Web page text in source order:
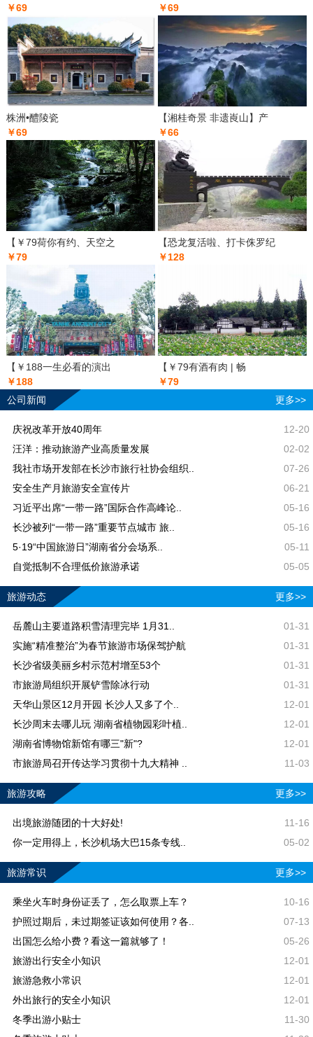
￥69
￥69
株洲•醴陵瓷
￥69
【湘桂奇景 非遗崀山】产
￥66
【￥79荷你有约、天空之
￥79
【恐龙复活啦、打卡侏罗纪
￥128
【￥188一生必看的演出
￥188
【￥79有酒有肉 | 畅
￥79
公司新闻
更多>>
庆祝改革开放40周年
12-20
汪洋：推动旅游产业高质量发展
02-02
我社市场开发部在长沙市旅行社协会组织..
07-26
安全生产月旅游安全宣传片
06-21
习近平出席“一带一路”国际合作高峰论..
05-16
长沙被列“一带一路”重要节点城市 旅..
05-16
5·19“中国旅游日”湖南省分会场系..
05-11
自觉抵制不合理低价旅游承诺
05-05
旅游动态 更多>>
岳麓山主要道路积雪清理完毕 1月31..
01-31
实施“精准整治”为春节旅游市场保驾护航
01-31
长沙省级美丽乡村示范村增至53个
01-31
市旅游局组织开展铲雪除冰行动
01-31
天华山景区12月开园 长沙人又多了个..
12-01
长沙周末去哪儿玩 湖南省植物园彩叶植..
12-01
湖南省博物馆新馆有哪三"新"?
12-01
市旅游局召开传达学习贯彻十九大精神 ..
11-03
旅游攻略 更多>>
出境旅游随团的十大好处!
11-16
你一定用得上，长沙机场大巴15条专线..
05-02
旅游常识 更多>>
乘坐火车时身份证丢了，怎么取票上车？
10-16
护照过期后，未过期签证该如何使用？各..
07-13
出国怎么给小费？看这一篇就够了！
05-26
旅游出行安全小知识
12-01
旅游急救小常识
12-01
外出旅行的安全小知识
12-01
冬季出游小贴士
11-30